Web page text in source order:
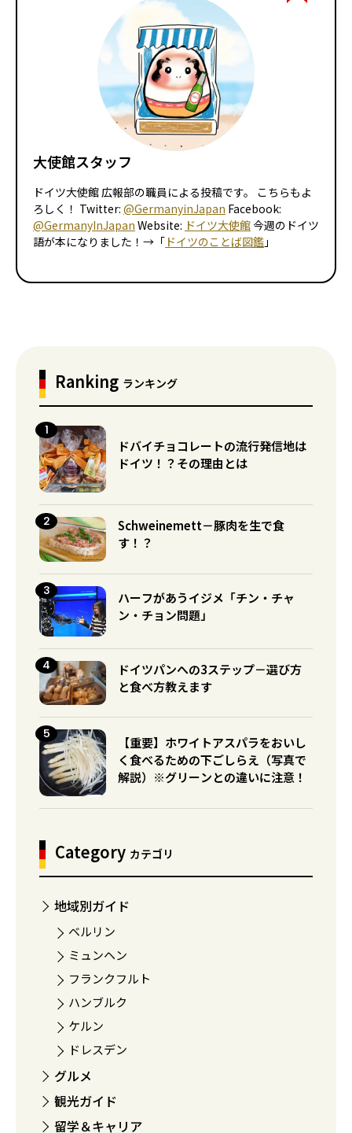
大使館スタッフ
ドイツ大使館 広報部の職員による投稿です。 こちらもよ
ろしく！ Twitter: @GermanyinJapan Facebook:
@GermanyInJapan Website: ドイツ大使館今週のドイツ
語が本になりました！→「 ドイツのことば図鑑 」
Ranking ランキング
ドバイチョコレートの流行発信地は
ドイツ！？その理由とは
Schweinemett－豚肉を生で食
す！？
ハーフがあうイジメ「チン・チャ
ン・チョン問題」
ドイツパンへの3ステップ－選び方
と食べ方教えます
【重要】ホワイトアスパラをおいし
く食べるための下ごしらえ（写真で
解説）※グリーンとの違いに注意！
Category カテゴリ
地域別ガイド
ベルリン
ミュンヘン
フランクフルト
ハンブルク
ケルン
ドレスデン
グルメ
観光ガイド
留学＆キャリア